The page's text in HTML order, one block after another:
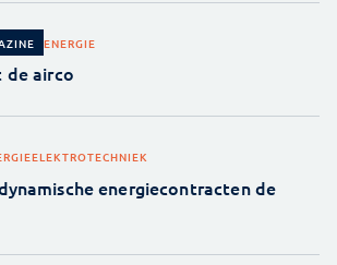
ENERGIE
de airco
ELEKTROTECHNIEK
energiecontracten de